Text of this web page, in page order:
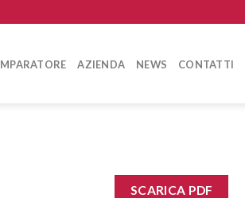
AZIENDA NEWS CONTATTI
SCARICA PDF